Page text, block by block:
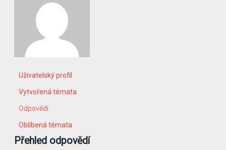
Uživatelský profil
Vytvořená témata
Odpovědi
Oblíbená témata
Přehled odpovědí